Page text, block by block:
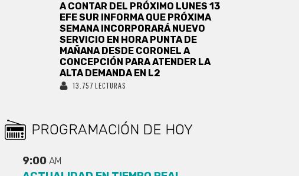
A CONTAR DEL PRÓXIMO LUNES 13
EFE SUR INFORMA QUE PRÓXIMA
SEMANA INCORPORARÁ NUEVO
SERVICIO EN HORA PUNTA DE
MAÑANA DESDE CORONEL A
CONCEPCIÓN PARA ATENDER LA
ALTA DEMANDA EN L2
13.757 LECTURAS
PROGRAMACIÓN DE HOY
9:00AM